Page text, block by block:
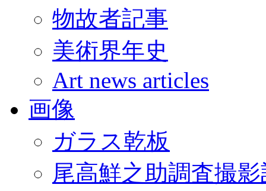
物故者記事
美術界年史
Art news articles
画像
ガラス乾板
尾高鮮之助調査撮